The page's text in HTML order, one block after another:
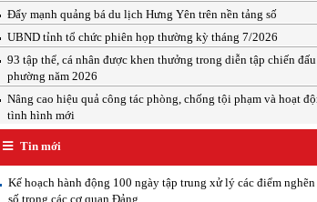
Đẩy mạnh quảng bá du lịch Hưng Yên trên nền tảng số
UBND tỉnh tổ chức phiên họp thường kỳ tháng 7/2026
93 tập thể, cá nhân được khen thưởng trong diễn tập chiến
phường năm 2026
Nâng cao hiệu quả công tác phòng, chống tội phạm và hoạt
tình hình mới
Tin mới
Kế hoạch hành động 100 ngày tập trung xử lý các điểm
số trong các cơ quan Đảng